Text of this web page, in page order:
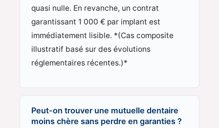
quasi nulle. En revanche, un contrat
garantissant 1 000 € par implant est
immédiatement lisible. *(Cas composite
illustratif basé sur des évolutions
réglementaires récentes.)*
Peut-on trouver une mutuelle dentaire
moins chère sans perdre en garanties ?